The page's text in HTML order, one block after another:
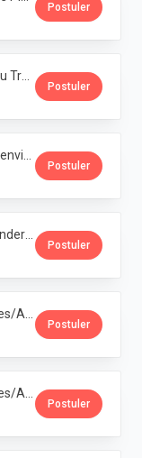
Postuler
Postuler
Postuler
Postuler
Postuler
Postuler